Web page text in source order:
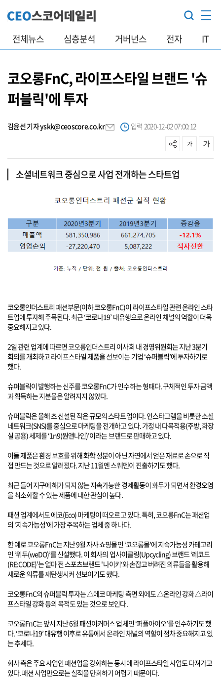
전체뉴스 심층분석 거버넌스 전자 IT
코오롱FnC, 라이프스타일 브랜드 '슈
퍼블릭'에 투자
김윤선 기자 yskk@ceoscore.co.kr 입력 2020-12-02 07:00:12
소셜네트워크 중심으로 사업 전개하는 스타트업
코오롱인더스트리 패션부문(이하 코오롱FnC)이 라이프스타일 관련 온라인 스타
트업에 투자해 주목된다. 최근 ‘코로나19’ 대유행으로 온라인 채널의 역할이 더욱
중요해지고 있다.
2일 관련 업계에 따르면 코오롱인더스트리 이사회 내 경영위원회는 지난 3분기
회의를 개최하고 라이프스타일 제품을 선보이는 기업 ‘슈퍼블릭’에 투자하기로
했다.
슈퍼블릭이 발행하는 신주를 코오롱FnC가 인수하는 형태다. 구체적인 투자 금액
과 획득하는 지분율은 알려지지 않았다.
슈퍼블릭은 올해 초 신설된 작은 규모의 스타트업이다. 인스타그램을 비롯한 소셜
네트워크(SNS)를 중심으로 마케팅을 전개하고 있다. 가정 내 다목적용(주방, 화장
실 공용) 세제를 ‘1n9(원앤나인)'이라는 브랜드로 판매하고 있다.
이들 제품은 환경 보호를 위해 화학 성분이 아닌 자연에서 얻은 재료로 손으로 직
접 만드는 것으로 알려졌다. 지난 11월엔 스웨덴이 진출하기도 했다.
최근 들어 지구에 해가 되지 않는 지속가능한 경제활동이 화두가 되면서 환경오염
을 최소화할 수 있는 제품에 대한 관심이 높다.
패션 업계에서도 에코(Eco) 마케팅이 떠오르고 있다. 특히, 코오롱FnC는 패션업
의 ‘지속가능성’에 가장 주목하는 업체 중 하나다.
한 예로 코오롱FnC는 지난 9월 자사 쇼핑몰인 ‘코오롱몰’에 지속가능성 카테고리
인 ‘위두(weDO)’를 신설했다. 이 회사의 업사이클링(Upcycling) 브랜드 ‘레코드
(RE:CODE)’는 얼마 전 스포츠브랜드 '나이키‘와 손잡고 버려진 의류들을 활용해
새로운 의류를 재탄생시켜 선보이기도 했다.
코오롱FnC의 슈퍼블릭 투자는 △에코 마케팅 측면 외에도 △온라인 강화 △라이
프스타일 강화 등의 목적도 있는 것으로 보인다.
코오롱FnC는 앞서 지난 6월 패션이커머스 업체인 ‘퍼플아이오’를 인수하기도 했
다. ‘코로나19’ 대유행 이후로 유통에서 온라인 채널의 역할이 점차 중요해지고 있
는 추세다.
회사 측은 주요 사업인 패션업을 강화하는 동시에 라이프스타일 사업도 다져가고
있다. 패션 사업만으로는 실적을 만회하기 어렵기 때문이다.